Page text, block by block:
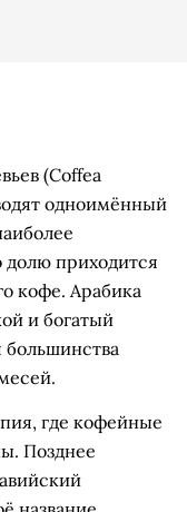
(Coffea
одноимённый
приходится
кофе. Арабика
и богатый
большинства
где кофейные
Позднее